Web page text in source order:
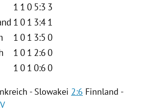
1 1 0 5:3 3
1 0 1 3:4 1
1 0 1 3:5 0
1 0 1 2:60
1 0 1 0:60
- Slowakei 2:6 Finnland -